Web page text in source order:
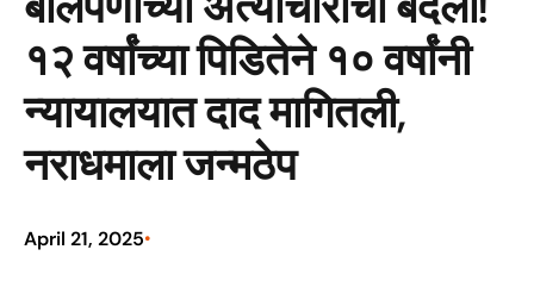
१२ वर्षांच्या पिडितेने १० वर्षांनी
न्यायालयात दाद मागितली,
नराधमाला जन्मठेप
April 21, 2025•